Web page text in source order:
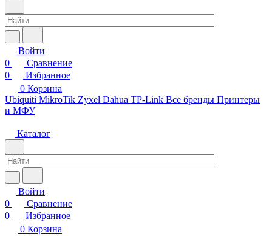
Войти
0
Сравнение
0
Избранное
0 Корзина
Ubiquiti MikroTik Zyxel Dahua TP-Link Все бренды Принтеры
и МФУ
Каталог
Войти
0
Сравнение
0
Избранное
0 Корзина